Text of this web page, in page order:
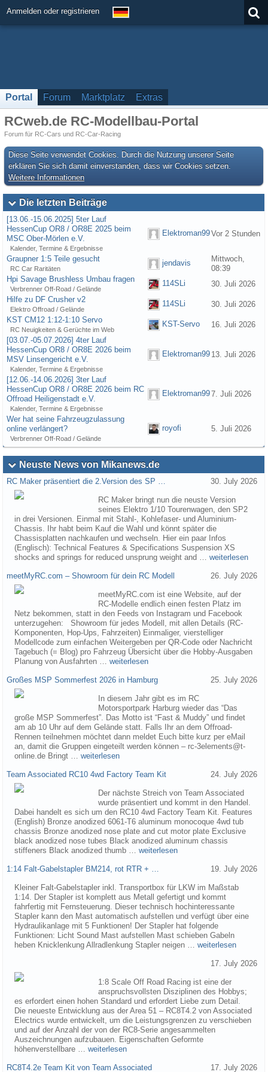
Anmelden oder registrieren
Portal Forum Marktplatz Extras
RCweb.de RC-Modellbau-Portal
Forum für RC-Cars und RC-Car-Racing
Diese Seite verwendet Cookies. Durch die Nutzung unserer Seite
erklären Sie sich damit einverstanden, dass wir Cookies setzen.
Weitere Informationen
Die letzten Beiträge
[13.06.-15.06.2025] 5ter Lauf
HessenCup OR8 / OR8E 2025 beim
MSC Ober-Mörlen e.V.
Kalender, Termine & Ergebnisse
Elektroman99Vor 2 Stunden
Graupner 1:5 Teile gesucht
RC Car Raritäten
jendavis
Mittwoch,
08:39
Hpi Savage Brushless Umbau fragen
Verbrenner Off-Road / Gelände
114SLi
30. Juli 2026
Hilfe zu DF Crusher v2
Elektro Offroad / Gelände
114SLi
30. Juli 2026
KST CM12 1:12-1:10 Servo
RC Neuigkeiten & Gerüchte im Web
KST-Servo
16. Juli 2026
[03.07.-05.07.2026] 4ter Lauf
HessenCup OR8 / OR8E 2026 beim
MSV Linsengericht e.V.
Kalender, Termine & Ergebnisse
Elektroman99 13. Juli 2026
[12.06.-14.06.2026] 3ter Lauf
HessenCup OR8 / OR8E 2026 beim RC
Offroad Heiligenstadt e.V.
Kalender, Termine & Ergebnisse
Elektroman997. Juli 2026
Wer hat seine Fahrzeugzulassung
online verlängert?
Verbrenner Off-Road / Gelände
royofi 5. Juli 2026
Neuste News von Mikanews.de
RC Maker präsentiert die 2.Version des SP … 30. July 2026
RC Maker bringt nun die neuste Version
seines Elektro 1/10 Tourenwagen, den SP2
in drei Versionen. Einmal mit Stahl-, Kohlefaser- und Aluminium-
Chassis. Ihr habt beim Kauf die Wahl und könnt später die
Chassisplatten nachkaufen und wechseln. Hier ein paar Infos
(Englisch): Technical Features & Specifications Suspension XS
shocks and springs for reduced unsprung weight and … weiterlesen
meetMyRC.com – Showroom für dein RC Modell 26. July 2026
meetMyRC.com ist eine Website, auf der
RC-Modelle endlich einen festen Platz im
Netz bekommen, statt in den Feeds von Instagram und Facebook
unterzugehen: Showroom für jedes Modell, mit allen Details (RC-
Komponenten, Hop-Ups, Fahrzeiten) Einmaliger, vierstelliger
Modellcode zum einfachen Weitergeben per QR-Code oder Nachricht
Tagebuch (= Blog) pro Fahrzeug Übersicht über die Hobby-Ausgaben
Planung von Ausfahrten … weiterlesen
Großes MSP Sommerfest 2026 in Hamburg 25. July 2026
In diesem Jahr gibt es im RC
Motorsportpark Harburg wieder das “Das
große MSP Sommerfest”. Das Motto ist “Fast & Muddy” und findet
am ab 10 Uhr auf dem Gelände statt. Falls Ihr an dem Offroad-
Rennen teilnehmen möchtet dann meldet Euch bitte kurz per eMail
an, damit die Gruppen eingeteilt werden können – rc-3elements@t-
online.de Bringt … weiterlesen
Team Associated RC10 4wd Factory Team Kit 24. July 2026
Der nächste Streich von Team Associated
wurde präsentiert und kommt in den Handel.
Dabei handelt es sich um den RC10 4wd Factory Team Kit. Features
(English) Bronze anodized 6061-T6 aluminum monocoque 4wd tub
chassis Bronze anodized nose plate and cut motor plate Exclusive
black anodized nose tubes Black anodized aluminum chassis
stiffeners Black anodized thumb … weiterlesen
1:14 Falt-Gabelstapler BM214, rot RTR + … 19. July 2026
Kleiner Falt-Gabelstapler inkl. Transportbox für LKW im Maßstab
1:14. Der Stapler ist komplett aus Metall gefertigt und kommt
fahrfertig mit Fernsteuerung. Dieser technisch hochinteressante
Stapler kann den Mast automatisch aufstellen und verfügt über eine
Hydraulikanlage mit 5 Funktionen! Der Stapler hat folgende
Funktionen: Licht Sound Mast aufstellen Mast schieben Gabeln
heben Knicklenkung Allradlenkung Stapler neigen … weiterlesen
17. July 2026
1:8 Scale Off Road Racing ist eine der
anspruchsvollsten Disziplinen des Hobbys;
es erfordert einen hohen Standard und erfordert Liebe zum Detail.
Die neueste Entwicklung aus der Area 51 – RC8T4.2 von Associated
Electrics wurde entwickelt, um die Leistungsgrenzen zu verschieben
und auf der Anzahl der von der RC8-Serie angesammelten
Auszeichnungen aufzubauen. Eigenschaften Geformte
höhenverstellbare … weiterlesen
RC8T4.2e Team Kit von Team Associated 17. July 2026